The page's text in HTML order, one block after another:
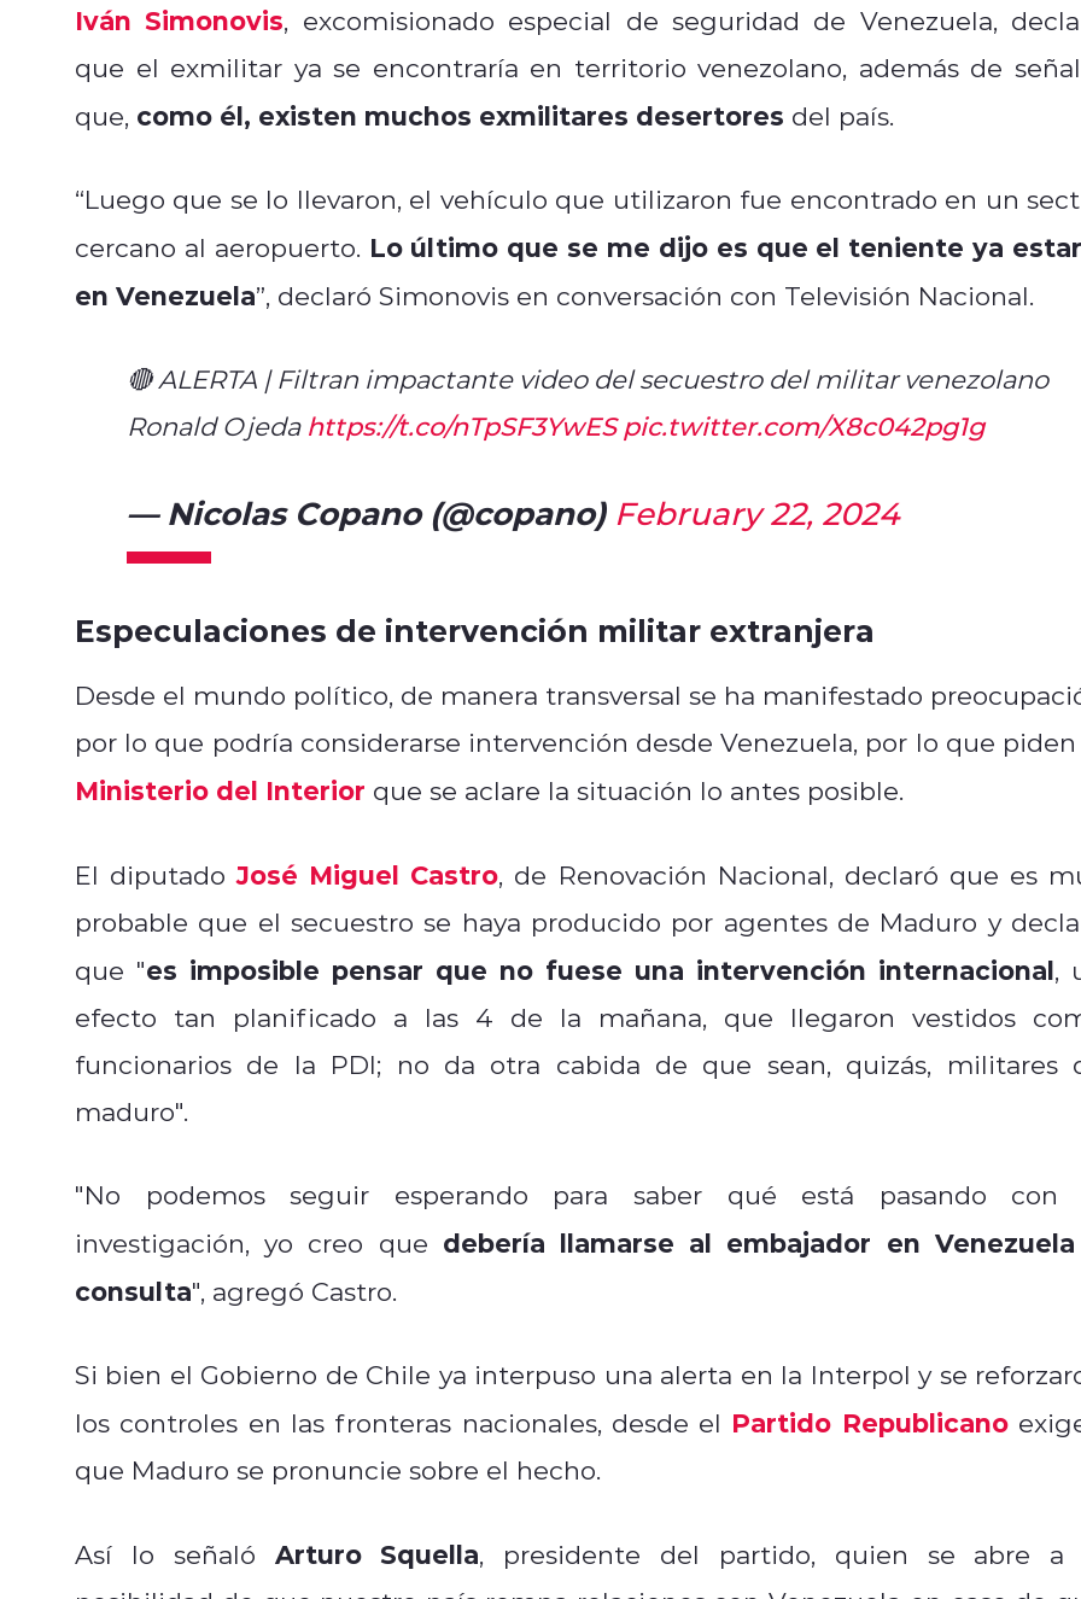
Iván Simonovis, excomisionado especial de seguridad de Venezuela,
que el exmilitar ya se encontraría en territorio venezolano, además de
que, como él, existen muchos exmilitares desertores del país.
“Luego que se lo llevaron, el vehículo que utilizaron fue encontrado en un
cercano al aeropuerto. Lo último que se me dijo es que el teniente ya
en Venezuela”, declaró Simonovis en conversación con Televisión Nacional.
🔴 ALERTA | Filtran impactante video del secuestro del militar venezolano
Ronald Ojeda https://t.co/nTpSF3YwES pic.twitter.com/X8c042pg1g
— Nicolas Copano (@copano) February 22, 2024
Especulaciones de intervención militar extranjera
Desde el mundo político, de manera transversal se ha manifestado
por lo que podría considerarse intervención desde Venezuela, por lo que
Ministerio del Interior que se aclare la situación lo antes posible.
El diputadoJosé Miguel Castro, de Renovación Nacional, declaró que es
probable que el secuestro se haya producido por agentes de Maduro y
que "es imposible pensar que no fuese una intervención internacional,
efecto tan planificado a las 4 de la mañana, que llegaron vestidos
funcionarios de la PDI; no da otra cabida de que sean, quizás, militares
maduro".
"No podemos seguir esperando para saber qué está pasando con
investigación, yo creo que debería llamarse al embajador en
consulta", agregó Castro.
Si bien el Gobierno de Chile ya interpuso una alerta en la Interpol y se
los controles en las fronteras nacionales, desde el Partido Republicano
que Maduro se pronuncie sobre el hecho.
Así lo señaló Arturo Squella, presidente del partido, quien se abre a